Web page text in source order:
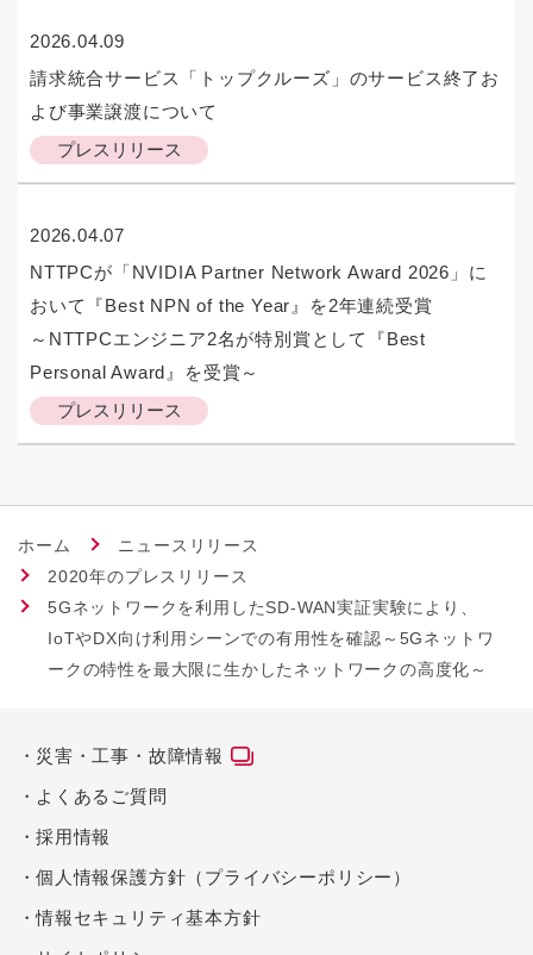
2026.04.09
プレスリリース
請求統合サービス「トップクルーズ」のサービス終了お
よび事業譲渡について
2026.04.07
プレスリリース
NTTPCが「NVIDIA Partner Network Award 2026」に
おいて『Best NPN of the Year』を2年連続受賞
～NTTPCエンジニア2名が特別賞として『Best
Personal Award』を受賞～
ホーム
ニュースリリース
2020年のプレスリリース
5Gネットワークを利用したSD-WAN実証実験により、
IoTやDX向け利用シーンでの有用性を確認～5Gネットワ
ークの特性を最大限に生かしたネットワークの高度化～
災害・工事・故障情報
よくあるご質問
採用情報
個人情報保護方針（プライバシーポリシー）
情報セキュリティ基本方針